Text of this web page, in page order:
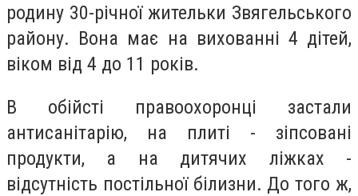
родину 30-річної жительки Звягельського
району. Вона має на вихованні 4 дітей,
віком від 4 до 11 років.
В обійсті правоохоронці застали
антисанітарію, на плиті - зіпсовані
продукти, а на дитячих ліжках -
відсутність постільної білизни. До того ж,